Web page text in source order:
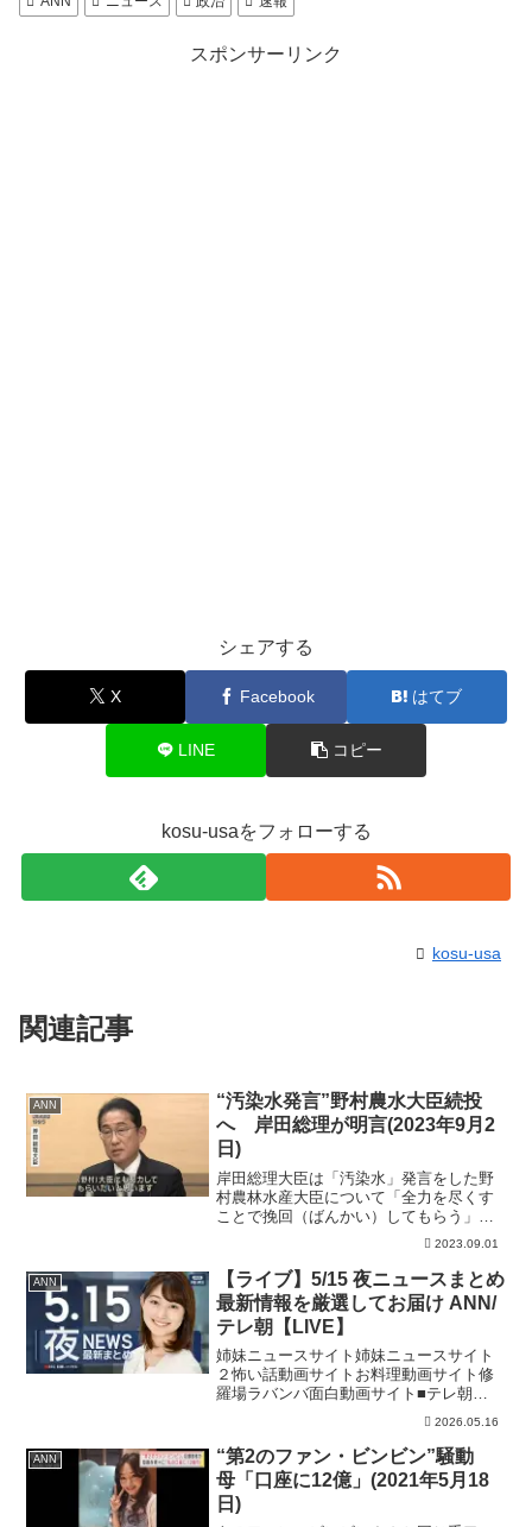
スポンサーリンク
シェアする
X Facebook はてブ
LINE コピー
kosu-usaをフォローする
kosu-usa
関連記事
ANN
“汚染水発言”野村農水大臣続投
へ 岸田総理が明言(2023年9月2
日)
岸田総理大臣は「汚染水」発言をした野
村農林水産大臣について「全力を尽くす
ことで挽回（ばんかい）してもらう」と
述べ、続投させる考えを示しました。
すことで信頼をしっかりと挽回してもら
うことが重要であると思い...
2023.09.01
ANN
【ライブ】5/15 夜ニュースまとめ
最新情報を厳選してお届け ANN/
テレ朝【LIVE】
姉妹ニュースサイト姉妹ニュースサイト
２怖い話動画サイトお料理動画サイト修
羅場ラバンバ面白動画サイト■テレ朝
NEWS24 日本のニュースを24時間配信■
テレ朝ニュース公式HP#ニュース #ライ
ブ #ann
2026.05.16
ANN
“第2のファン・ビンビン”騒動
母「口座に12億」(2021年5月18
日)